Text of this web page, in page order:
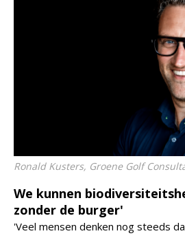
Ronald Kusters, Groene Golf
We kunnen
zonder de burger'
'Veel mensen denken nog steeds